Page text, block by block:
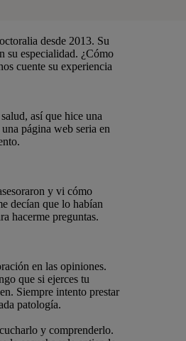
desde 2013. Su
su especialidad. ¿Cómo
cuente su experiencia
así que hice una
página web seria en
y vi cómo
decían que lo habían
hacerme preguntas.
en las opiniones.
que si ejerces tu
Siempre intento prestar
patología.
y comprenderlo.